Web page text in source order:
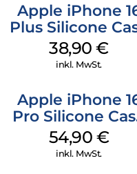
Apple iPhone
Plus Silicone
MagSafe Denim
38,90€
inkl. MwSt.
Apple iPhone
Pro Silicone
MagSafe Black
54,90 €
inkl. MwSt.